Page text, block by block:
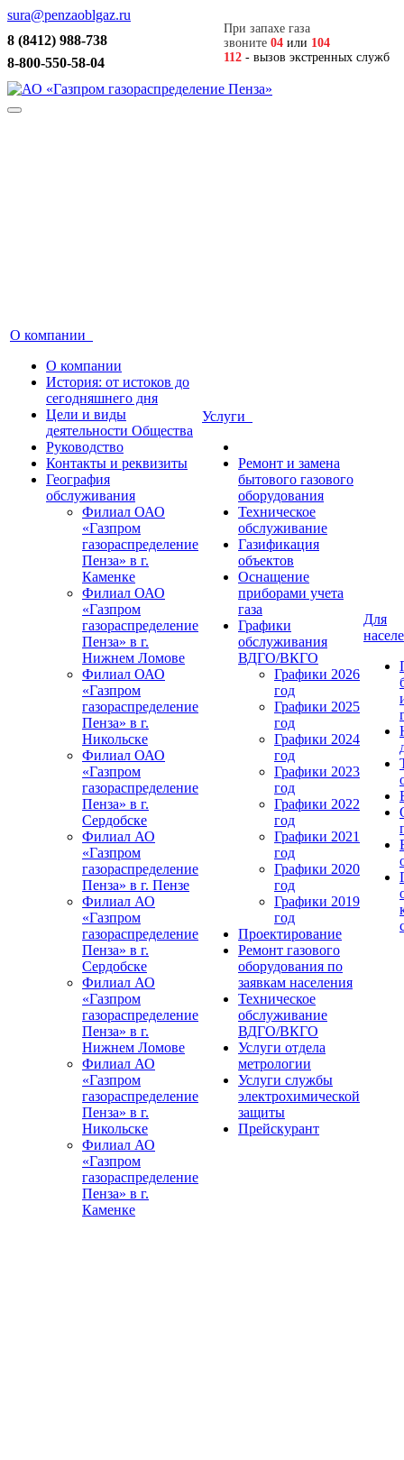
sura@penzaoblgaz.ru
8 (8412) 988-738
8-800-550-58-04
При запахе газа
звоните 04 или 104
112 - вызов экстренных служб
О компании
О компании
История: от истоков до
сегодняшнего дня
Цели и виды
деятельности Общества
Руководство
Контакты и реквизиты
География
обслуживания
Филиал ОАО
«Газпром
газораспределение
Пенза» в г.
Каменке
Филиал ОАО
«Газпром
газораспределение
Пенза» в г.
Нижнем Ломове
Филиал ОАО
«Газпром
газораспределение
Пенза» в г.
Никольске
Филиал ОАО
«Газпром
газораспределение
Пенза» в г.
Сердобске
Филиал АО
«Газпром
газораспределение
Пенза» в г. Пензе
Филиал АО
«Газпром
газораспределение
Пенза» в г.
Сердобске
Филиал АО
«Газпром
газораспределение
Пенза» в г.
Нижнем Ломове
Филиал АО
«Газпром
газораспределение
Пенза» в г.
Никольске
Филиал АО
«Газпром
газораспределение
Пенза» в г.
Каменке
Услуги
Ремонт и замена
бытового газового
оборудования
Техническое
обслуживание
Газификация
объектов
Оснащение
приборами учета
газа
Графики
обслуживания
ВДГО/ВКГО
Графики 2026
год
Графики 2025
год
Графики 2024
год
Графики 2023
год
Графики 2022
год
Графики 2021
год
Графики 2020
год
Графики 2019
год
Проектирование
Ремонт газового
оборудования по
заявкам населения
Техническое
обслуживание
ВДГО/ВКГО
Услуги отдела
метрологии
Услуги службы
электрохимической
защиты
Прейскурант
Для